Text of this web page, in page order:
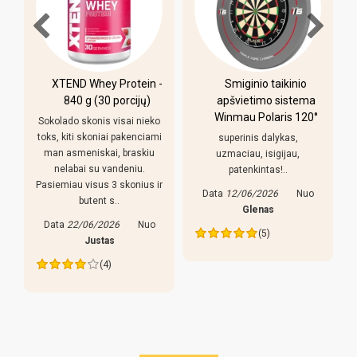
XTEND Whey Protein -
840 g (30 porcijų)
Sokolado skonis visai nieko
toks, kiti skoniai pakenciami
man asmeniskai, braskiu
nelabai su vandeniu.
Pasiemiau visus 3 skonius ir
butent s..
Data 22/06/2026
Nuo
Justas
(4)
Smiginio taikinio
apšvietimo sistema
Winmau Polaris 120°
superinis dalykas,
uzmaciau, isigijau,
patenkintas!..
Data 12/06/2026
Nuo
Glenas
(5)